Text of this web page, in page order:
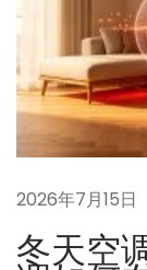
小
块
如
何
动
千
亿
2026年7月15日
冬天空